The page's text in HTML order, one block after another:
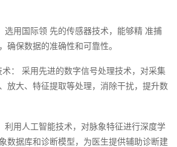
选用国际领 先的传感器技术，能够精 准捕
确保数据的准确性和可靠性。
： 采用先进的数字信号处理技术，对采集
放大、特征提取等处理，消除干扰，提升数
利用人工智能技术，对脉象特征进行深度学
数据库和诊断模型，为医生提供辅助诊断建